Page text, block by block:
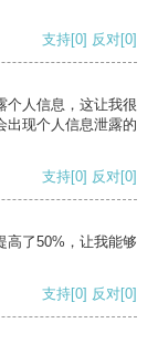
支持[0] 反对[0]
个人信息，这让我很
出现个人信息泄露的
支持[0] 反对[0]
高了50%，让我能够
支持[0] 反对[0]